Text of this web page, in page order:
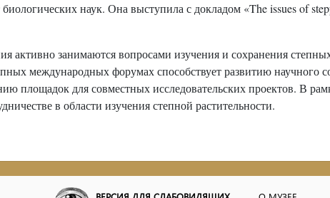
наук. Она выступила с докладом «The issues of
активно занимаются вопросами изучения и сохранения
международных форумах способствует развитию научного
площадок для совместных исследовательских проектов. В
в области изучения степной растительности.